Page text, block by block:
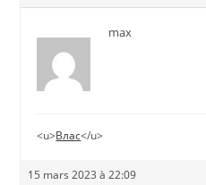
max
<u>Влас</u>
15 mars 2023 à 22:09